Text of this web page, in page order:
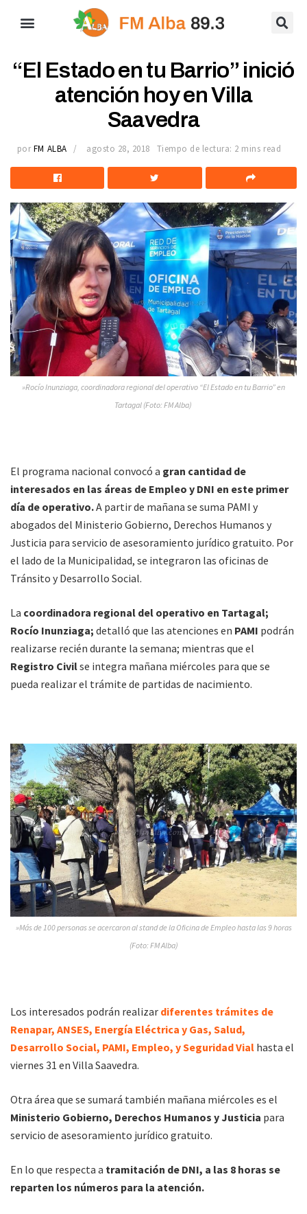
“El Estado en tu Barrio” inició
atención hoy en Villa
Saavedra
por FM ALBA agosto 28, 2018 Tiempo de lectura: 2 mins read
»Rocío Inunziaga, coordinadora regional del operativo “El Estado en tu Barrio” en
Tartagal (Foto: FM Alba)
El programa nacional convocó a gran cantidad de
interesados en las áreas de Empleo y DNI en este primer
día de operativo.A partir de mañana se suma PAMI y
abogados del Ministerio Gobierno, Derechos Humanos y
Justicia para servicio de asesoramiento jurídico gratuito. Por
el lado de la Municipalidad, se integraron las oficinas de
Tránsito y Desarrollo Social.
La coordinadora regional del operativo en Tartagal;
Rocío Inunziaga; detalló que las atenciones en PAMI podrán
realizarse recién durante la semana; mientras que el
Registro Civilse integra mañana miércoles para que se
pueda realizar el trámite de partidas de nacimiento.
»Más de 100 personas se acercaron al stand de la Oficina de Empleo hasta las 9 horas
(Foto: FM Alba)
Los interesados podrán realizar diferentes trámites de
Renapar, ANSES, Energía Eléctrica y Gas, Salud,
Desarrollo Social, PAMI, Empleo, y Seguridad Vial hasta el
viernes 31 en Villa Saavedra.
Otra área que se sumará también mañana miércoles es el
Ministerio Gobierno, Derechos Humanos y Justicia para
servicio de asesoramiento jurídico gratuito.
En lo que respecta a tramitación de DNI, a las 8 horas se
reparten los números para la atención.